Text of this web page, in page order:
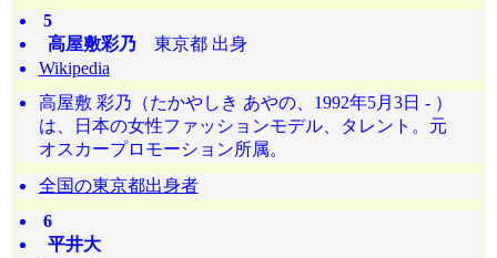
5
高屋敷彩乃東京都 出身
Wikipedia
高屋敷 彩乃（たかやしき あやの、1992年5月3日 - ）
は、日本の女性ファッションモデル、タレント。元
オスカープロモーション所属。
全国の東京都出身者
6
平井大